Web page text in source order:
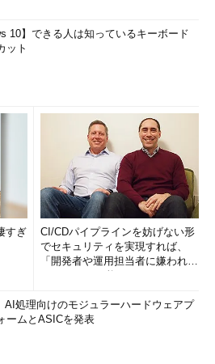
10】できる人は知っているキーボード
ット
すぎ
CI/CDパイプラインを妨げない形
でセキュリティを実現すれば、
「開発者や運用担当者に嫌われな
AI処理向けのモジュラーハードウェアプ
ームとASICを発表